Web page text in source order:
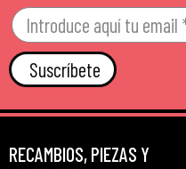
Suscríbete
RECAMBIOS, PIEZAS Y